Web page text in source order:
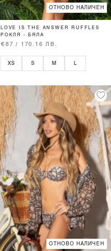
ОТНОВО НАЛИЧЕН
LOVE IS THE ANSWER RUFFLES
РОКЛЯ - БЯЛА
€87 / 170.16 ЛВ.
XS S M
ОТНОВО НАЛИЧЕН